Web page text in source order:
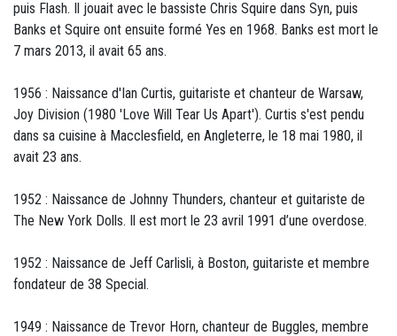
puis Flash. Il jouait avec le bassiste Chris Squire dans Syn, puis
Banks et Squire ont ensuite formé Yes en 1968. Banks est mort le
7 mars 2013, il avait 65 ans.
1956 : Naissance d'Ian Curtis, guitariste et chanteur de Warsaw,
Joy Division (1980 'Love Will Tear Us Apart'). Curtis s'est pendu
dans sa cuisine à Macclesfield, en Angleterre, le 18 mai 1980, il
avait 23 ans.
1952 : Naissance de Johnny Thunders, chanteur et guitariste de
The New York Dolls. Il est mort le 23 avril 1991 d’une overdose.
1952 : Naissance de Jeff Carlisli, à Boston, guitariste et membre
fondateur de 38 Special.
1949 : Naissance de Trevor Horn, chanteur de Buggles, membre